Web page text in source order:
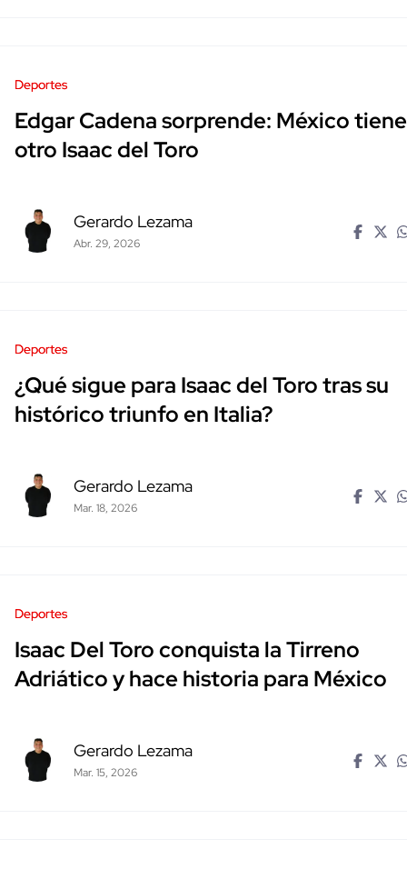
Deportes
Edgar Cadena sorprende: México tiene
otro Isaac del Toro
Gerardo Lezama
Abr. 29, 2026
Deportes
¿Qué sigue para Isaac del Toro tras su
histórico triunfo en Italia?
Gerardo Lezama
Mar. 18, 2026
Deportes
Isaac Del Toro conquista la Tirreno
Adriático y hace historia para México
Gerardo Lezama
Mar. 15, 2026